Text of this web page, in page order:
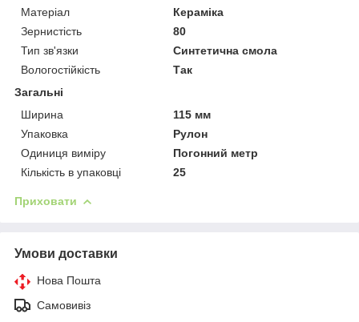
Матеріал
Кераміка
Зернистість
80
Тип зв'язки
Синтетична смола
Вологостійкість
Так
Загальні
Ширина
115 мм
Упаковка
Рулон
Одиниця виміру
Погонний метр
Кількість в упаковці
25
Приховати
Умови доставки
Нова Пошта
Самовивіз